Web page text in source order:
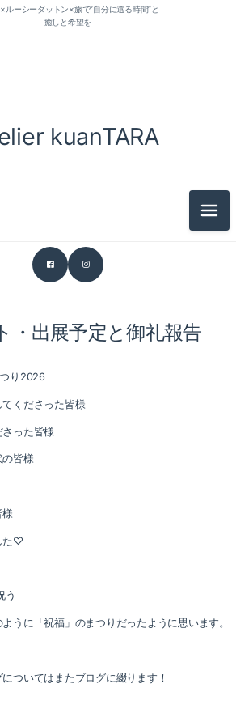
kuanTARA
ルーシーダットン×旅で”自分に還る時間”と
癒しと希望を
メニュ
・出展予定と御礼報告
り2026
くださった皆様
った皆様
皆様
様
た♡
う
うに「祝福」のまつりだったように思います。
ついてはまたブログに綴ります！